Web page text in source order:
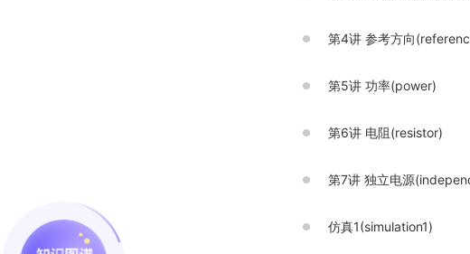
第4讲 参考方向
第5讲 功率(power)
第6讲 电阻(resistor)
第7讲 独立电源
仿真1(simulation1)